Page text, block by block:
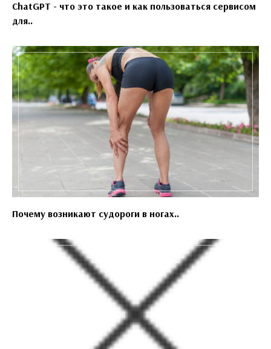
ChatGPT - что это такое и как пользоваться сервисом
для..
Почему возникают судороги в ногах..